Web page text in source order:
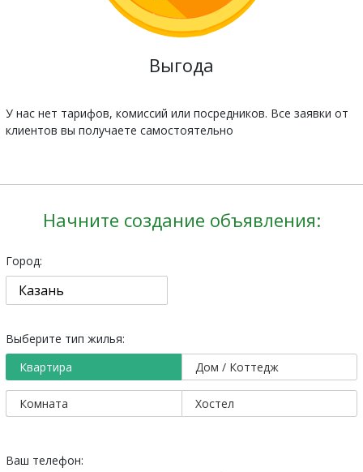
Выгода
У нас нет тарифов, комиссий или посредников. Все заявки от
клиентов вы получаете самостоятельно
Начните создание объявления:
Город:
Выберите тип жилья:
Квартира
Дом / Коттедж
Комната Хостел
Ваш телефон: